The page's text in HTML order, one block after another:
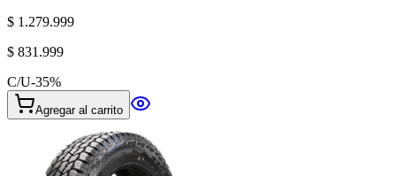
$ 1.279.999
$ 831.999
C/U-35%
Agregar al carrito